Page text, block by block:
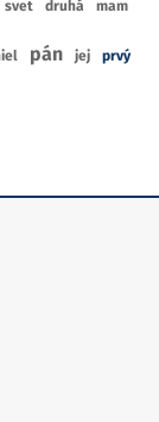
svet druhá mam
pán jej prvý